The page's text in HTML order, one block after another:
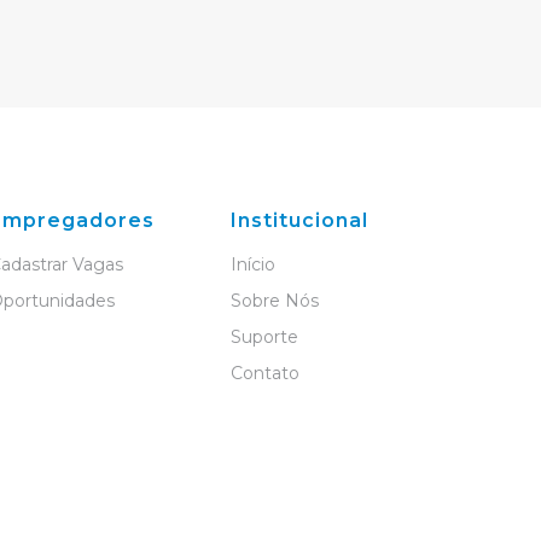
Vagas
Institucional
Início
Sobre Nós
Suporte
Contato